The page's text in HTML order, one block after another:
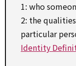
1: who
2: the
particular
Identity